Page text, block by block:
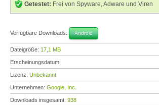
Getestet: Frei von Spyware, Adware und Viren
Verfügbare Downloads: Android
Dateigröße: 17,1 MB
Erscheinungsdatum:
Lizenz: Unbekannt
Unternehmen: Google, Inc.
Downloads insgesamt: 938